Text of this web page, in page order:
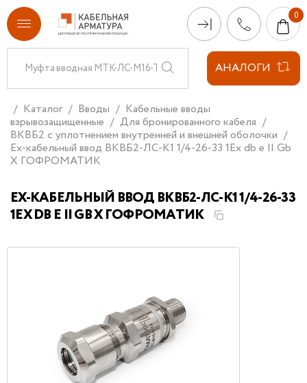
АНАЛОГИ
Каталог Вводы
Кабельные вводы
взрывозащищенные
Для бронированного кабеля
ВКВБ2 с уплотнением внутренней и внешней оболочки
Ех-кабельный ввод ВКВБ2-ЛС-К1 1/4-26-33 1Ex db e II Gb
X ГОФРОМАТИК
ЕХ-КАБЕЛЬНЫЙ ВВОД ВКВБ2-ЛС-К1 1/4-26-33
1EX DB E II GB X ГОФРОМАТИК